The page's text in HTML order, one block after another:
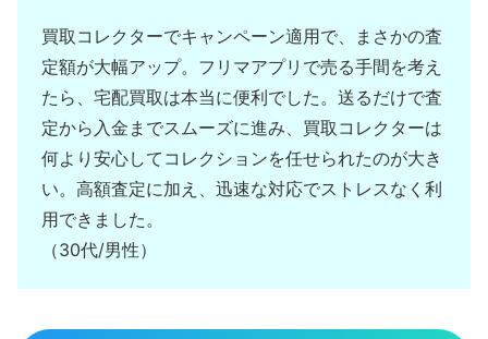
買取コレクターでキャンペーン適用で、まさかの査
定額が大幅アップ。フリマアプリで売る手間を考え
たら、宅配買取は本当に便利でした。送るだけで査
定から入金までスムーズに進み、買取コレクターは
何より安心してコレクションを任せられたのが大き
い。高額査定に加え、迅速な対応でストレスなく利
用できました。
（30代/男性）